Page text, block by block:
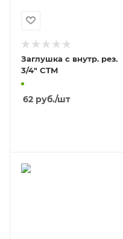
Заглушка с внутр. рез.
3/4" CTM
62 руб./шт